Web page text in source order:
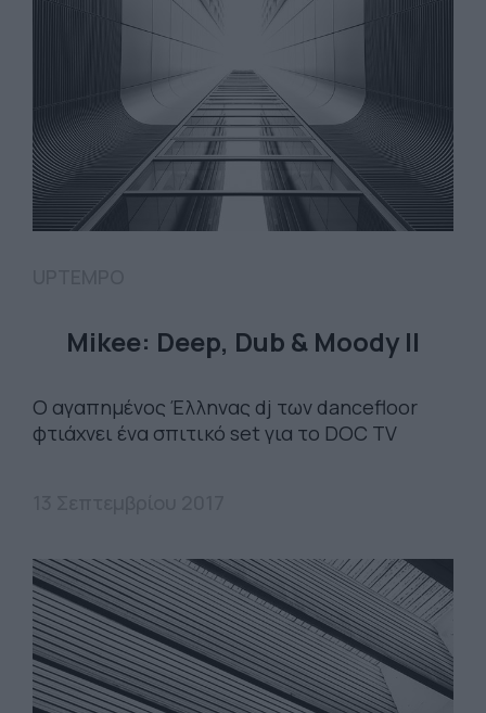
Mikee: Deep, Dub & Moody II
O αγαπημένος Έλληνας dj των dancefloor
φτιάχνει ένα σπιτικό set για το DOC TV